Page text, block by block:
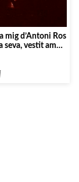
mig d’Antoni Ros
seva, vestit amb